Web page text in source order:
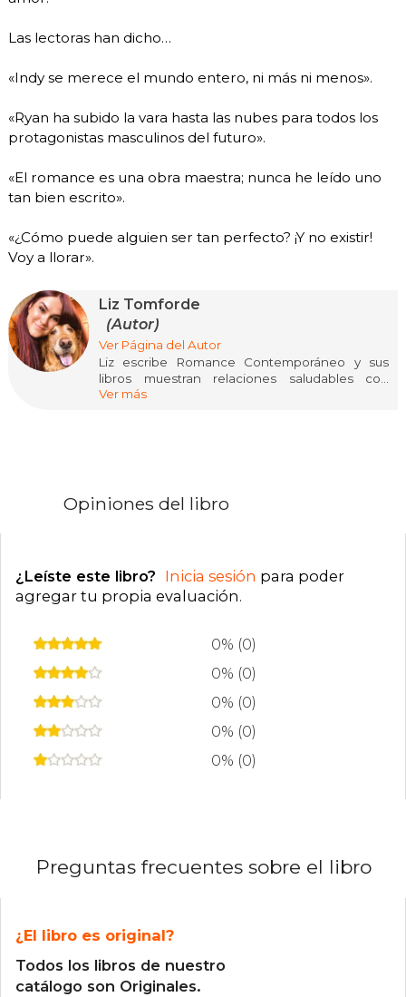
Las lectoras han dicho…
«Indy se merece el mundo entero, ni más ni menos».
«Ryan ha subido la vara hasta las nubes para todos los
protagonistas masculinos del futuro».
«El romance es una obra maestra; nunca he leído uno
tan bien escrito».
«¿Cómo puede alguien ser tan perfecto? ¡Y no existir!
Voy a llorar».
Liz Tomforde
(Autor)
Ver Página del Autor
Liz escribe Romance Contemporáneo y sus
libros muestran relaciones saludables con
protagonistas de los que no puedes dejar de
Luke, por su ciudad natal en el condado de
Ver más
Opiniones del libro
¿Leíste este libro? Inicia sesión para poder
agregar tu propia evaluación.
0% (0)
0% (0)
0% (0)
0% (0)
0% (0)
Preguntas frecuentes sobre el libro
¿El libro es original?
Todos los libros de nuestro
catálogo son Originales.